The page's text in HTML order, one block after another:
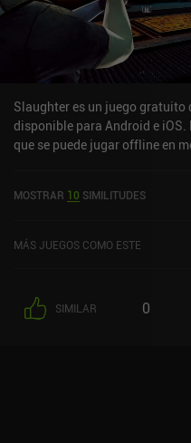
Slaughter es un juego gratuito
disponible para Android e
que se puede jugar offline en
5,0 en Google Play y de 4,4
MOSTRAR 10 SIMILITUDES
MÁS JUEGOS COMO ESTE
SIMILAR 0